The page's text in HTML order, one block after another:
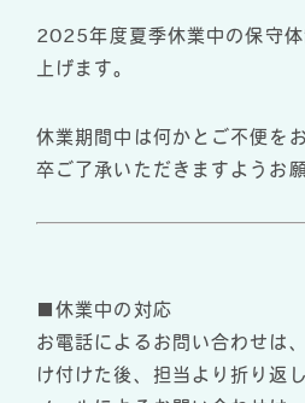
2025年度夏季休業中の保守体
上げます。
休業期間中は何かとご不便を
卒ご了承いただきますようお
■休業中の対応
お電話によるお問い合わせは
け付けた後、担当より折り返